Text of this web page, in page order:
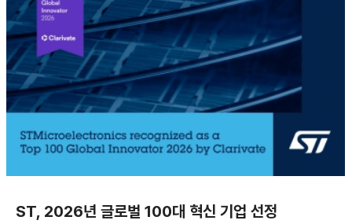
ST, 2026년 글로벌 100대 혁신 기업 선정